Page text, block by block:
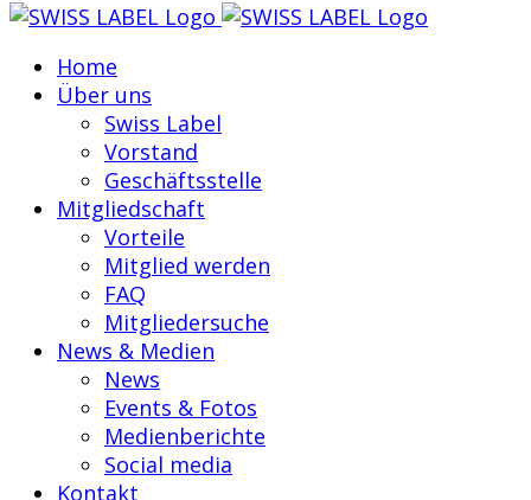
Home
Über uns
Swiss Label
Vorstand
Geschäftsstelle
Mitgliedschaft
Vorteile
Mitglied werden
FAQ
Mitgliedersuche
News & Medien
News
Events & Fotos
Medienberichte
Social media
Kontakt